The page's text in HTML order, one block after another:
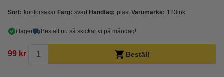
Sort: kontorsaxar Färg: svart Handtag: plast Varumärke: 123ink
i lager Beställ nu så skickar vi på måndag!
99 kr Beställ